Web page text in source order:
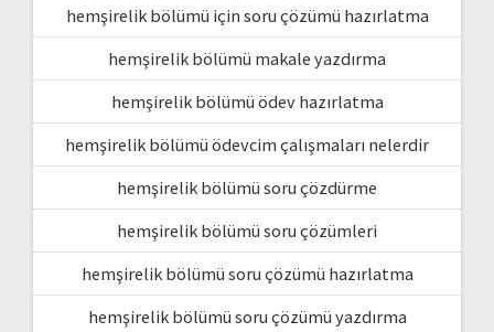
hemşirelik bölümü için soru çözümü hazırlatma
hemşirelik bölümü makale yazdırma
hemşirelik bölümü ödev hazırlatma
hemşirelik bölümü ödevcim çalışmaları nelerdir
hemşirelik bölümü soru çözdürme
hemşirelik bölümü soru çözümleri
hemşirelik bölümü soru çözümü hazırlatma
hemşirelik bölümü soru çözümü yazdırma